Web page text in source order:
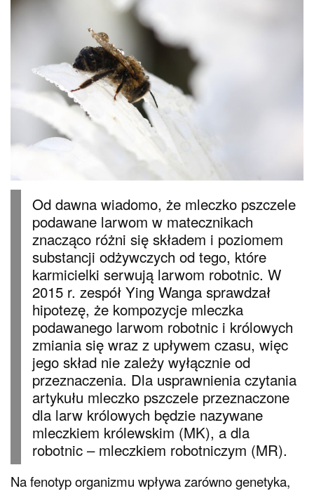
Od dawna wiadomo, że mleczko pszczele
podawane larwom w matecznikach
znacząco różni się składem i poziomem
substancji odżywczych od tego, które
karmicielki serwują larwom robotnic. W
2015 r. zespół Ying Wanga sprawdzał
hipotezę, że kompozycje mleczka
podawanego larwom robotnic i królowych
zmiania się wraz z upływem czasu, więc
jego skład nie zależy wyłącznie od
przeznaczenia. Dla usprawnienia czytania
artykułu mleczko pszczele przeznaczone
dla larw królowych będzie nazywane
mleczkiem królewskim (MK), a dla
robotnic – mleczkiem robotniczym (MR).
Na fenotyp organizmu wpływa zarówno genetyka,